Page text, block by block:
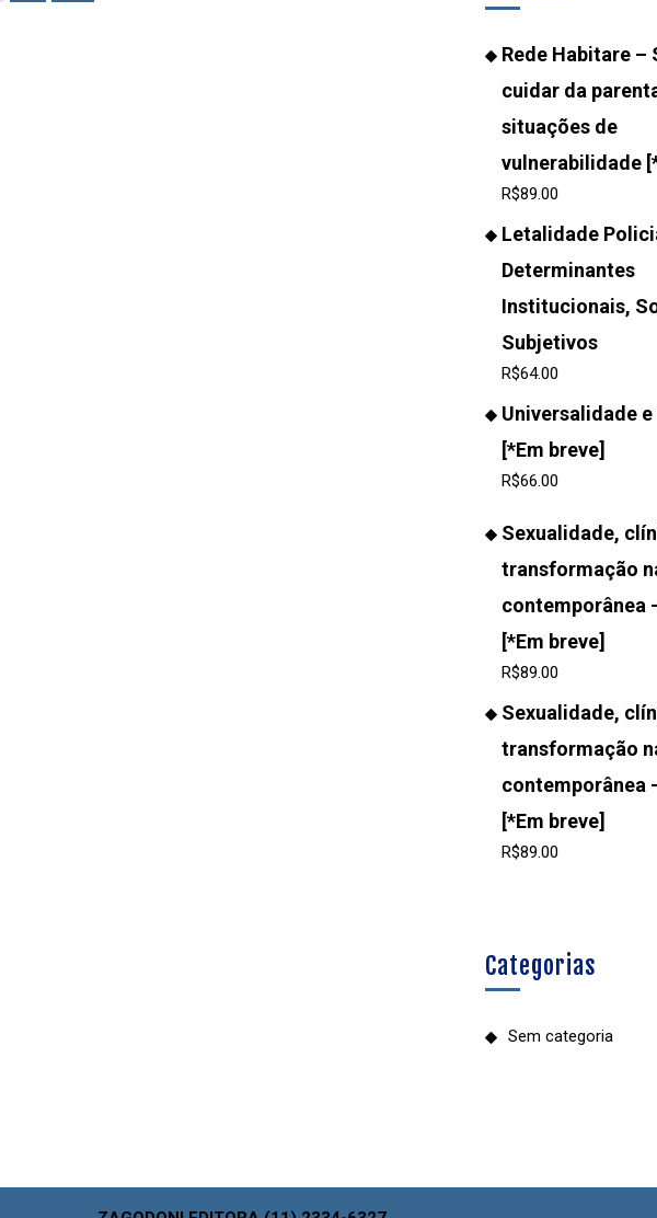
Rede Habitare –
cuidar da
situações de
vulnerabilidade
R$89.00
Letalidade
Determinantes
Institucionais,
Subjetivos
R$64.00
Universalidade
[*Em breve]
R$66.00
Sexualidade,
transformação
contemporânea
[*Em breve]
R$89.00
Sexualidade,
transformação
contemporânea
[*Em breve]
R$89.00
Categorias
Sem categoria